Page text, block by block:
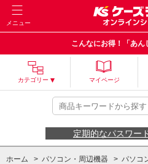
メニュー
こんなにお得！「あん
カテゴリー マイページ
定期的なパスワー
ホーム > パソコン・周辺機器 > パソコ